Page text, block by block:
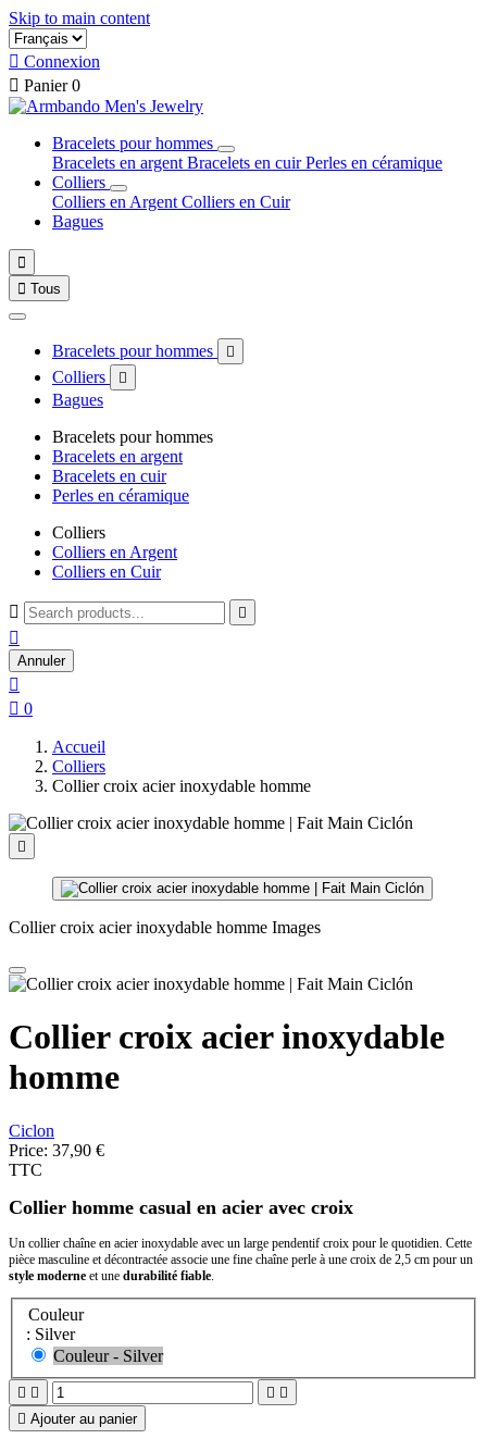
Skip to main content
 Connexion
 Panier 0
Bracelets pour hommes
Bracelets en argent Bracelets en cuirPerles en céramique
Colliers
Colliers en Argent Colliers en Cuir
Bagues

 Tous
Bracelets pour hommes 
Colliers 
Bagues
Bracelets pour hommes
Bracelets en argent
Bracelets en cuir
Perles en céramique
Colliers
Colliers en Argent
Colliers en Cuir
 

Annuler

 0
Accueil
Colliers
Collier croix acier inoxydable homme

Collier croix acier inoxydable homme Images
Collier croix acier inoxydable
homme
Ciclon
Price: 37,90 €
TTC
Collier homme casual en acier avec croix
Un collier chaîne en acier inoxydable avec un large pendentif croix pour le quotidien. Cette
pièce masculine et décontractée associe une fine chaîne perle à une croix de 2,5 cm pour un
style moderne et une durabilité fiable
Couleur
: Silver
Couleur - Silver
   
 Ajouter au panier